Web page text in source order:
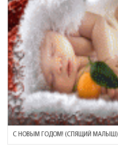
С НОВЫМ ГОДОМ! (СПЯЩИЙ МАЛЫШ)